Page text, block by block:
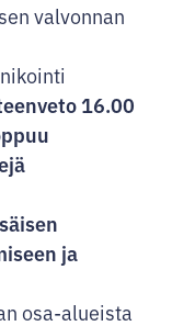
valvonnan
16.00
ja
osa-alueista